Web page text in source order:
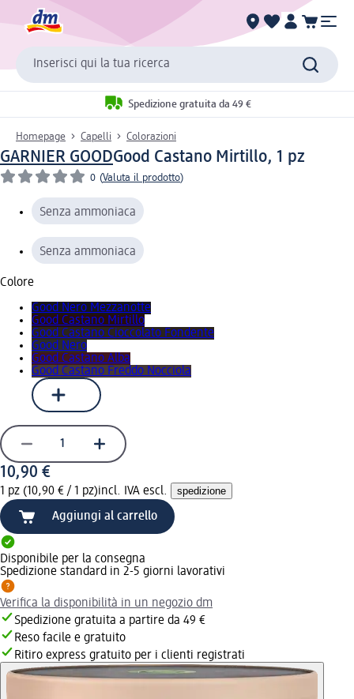
Inserisci qui la tua ricerca
Spedizione gratuita da 49 €
Homepage Capelli Colorazioni
GARNIER GOODGood Castano Mirtillo, 1 pz
0 (Valuta il prodotto)
Senza ammoniaca
Senza ammoniaca
Colore
Good Nero Mezzanotte
Good Castano Mirtillo
Good Castano Cioccolato Fondente
Good Nero
Good Castano Alba
Good Castano Freddo Nocciola
10,90 €
1 pz (10,90 € / 1 pz)incl. IVA escl. spedizione
Aggiungi al carrello
Disponibile per la consegna
Spedizione standard in 2-5 giorni lavorativi
Verifica la disponibilità in un negozio dm
Spedizione gratuita a partire da 49 €
Reso facile e gratuito
Ritiro express gratuito per i clienti registrati